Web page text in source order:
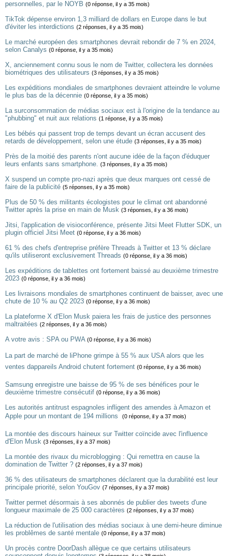
personnelles, par le NOYB (0 réponse, il y a 35 mois)
TikTok dépense environ 1,3 milliard de dollars en Europe dans le but
d'éviter les interdictions (2 réponses, il y a 35 mois)
Le marché européen des smartphones devrait rebondir de 7 % en 2024,
selon Canalys (0 réponse, il y a 35 mois)
X, anciennement connu sous le nom de Twitter, collectera les données
biométriques des utilisateurs (3 réponses, il y a 35 mois)
Les expéditions mondiales de smartphones devraient atteindre le volume
le plus bas de la décennie (0 réponse, il y a 35 mois)
La surconsommation de médias sociaux est à l'origine de la tendance au
"phubbing" et nuit aux relations (1 réponse, il y a 35 mois)
Les bébés qui passent trop de temps devant un écran accusent des
retards de développement, selon une étude (3 réponses, il y a 35 mois)
Près de la moitié des parents n'ont aucune idée de la façon d'éduquer
leurs enfants sans smartphone. (3 réponses, il y a 35 mois)
X suspend un compte pro-nazi après que deux marques ont cessé de
faire de la publicité (5 réponses, il y a 35 mois)
Plus de 50 % des militants écologistes pour le climat ont abandonné
Twitter après la prise en main de Musk (3 réponses, il y a 36 mois)
Jitsi, l'application de visioconférence, présente Jitsi Meet Flutter SDK, un
plugin officiel Jitsi Meet (0 réponse, il y a 36 mois)
61 % des chefs d'entreprise préfère Threads à Twitter et 13 % déclare
qu'ils utiliseront exclusivement Threads (0 réponse, il y a 36 mois)
Les expéditions de tablettes ont fortement baissé au deuxième trimestre
2023 (0 réponse, il y a 36 mois)
Les livraisons mondiales de smartphones continuent de baisser, avec une
chute de 10 % au Q2 2023 (0 réponse, il y a 36 mois)
La plateforme X d'Elon Musk paiera les frais de justice des personnes
maltraitées (2 réponses, il y a 36 mois)
A votre avis : SPA ou PWA (0 réponse, il y a 36 mois)
La part de marché de liPhone grimpe à 55 % aux USA alors que les
ventes dappareils Android chutent fortement (0 réponse, il y a 36 mois)
Samsung enregistre une baisse de 95 % de ses bénéfices pour le
deuxième trimestre consécutif (0 réponse, il y a 36 mois)
Les autorités antitrust espagnoles infligent des amendes à Amazon et
Apple pour un montant de 194 millions 
(0 réponse, il y a 37 mois)
La montée des discours haineux sur Twitter coïncide avec l'influence
d'Elon Musk (3 réponses, il y a 37 mois)
La montée des rivaux du microblogging : Qui remettra en cause la
domination de Twitter ? (2 réponses, il y a 37 mois)
36 % des utilisateurs de smartphones déclarent que la durabilité est leur
principale priorité, selon YouGov (7 réponses, il y a 37 mois)
Twitter permet désormais à ses abonnés de publier des tweets d'une
longueur maximale de 25 000 caractères (2 réponses, il y a 37 mois)
La réduction de l'utilisation des médias sociaux à une demi-heure diminue
les problêmes de santé mentale (0 réponse, il y a 37 mois)
Un procès contre DoorDash allègue ce que certains utilisateurs